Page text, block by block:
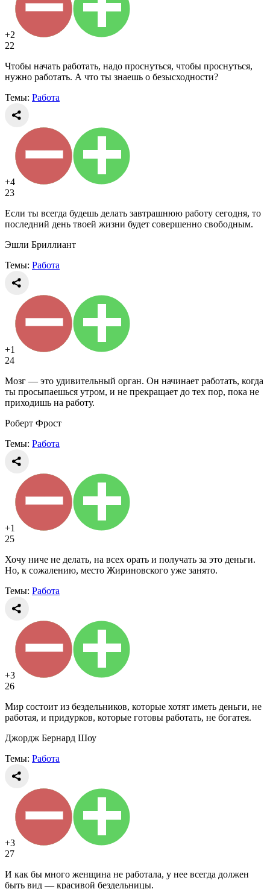
+2
22
Чтобы начать работать, надо проснуться, чтобы проснуться,
нужно работать. А что ты знаешь о безысходности?
Темы: Работа
+4
23
Если ты всегда будешь делать завтрашнюю работу сегодня, то
последний день твоей жизни будет совершенно свободным.
Эшли Бриллиант
Темы: Работа
+1
24
Мозг — это удивительный орган. Он начинает работать, когда
ты просыпаешься утром, и не прекращает до тех пор, пока не
приходишь на работу.
Роберт Фрост
Темы: Работа
+1
25
Хочу ниче не делать, на всех орать и получать за это деньги.
Но, к сожалению, место Жириновского уже занято.
Темы: Работа
+3
26
Мир состоит из бездельников, которые хотят иметь деньги, не
работая, и придурков, которые готовы работать, не богатея.
Джордж Бернард Шоу
Темы: Работа
+3
27
И как бы много женщина не работала, у нее всегда должен
быть вид — красивой бездельницы.